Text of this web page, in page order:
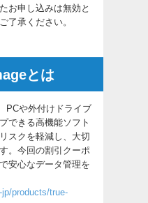
お申し込みは無効と
了承ください。
とは
PCや外付けドライブ
できる高機能ソフト
スクを軽減し、大切
。今回の割引クーポ
安心なデータ管理を
products/true-